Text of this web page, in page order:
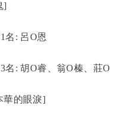
]
名: 呂O恩
名: 胡O睿、翁O榛、莊O
華的眼淚]